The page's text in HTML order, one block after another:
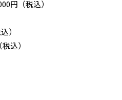
円（税込）
）
込）